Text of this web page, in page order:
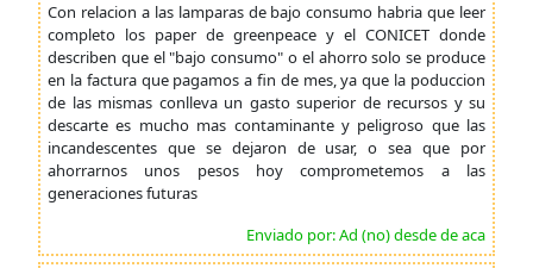
Con relacion a las lamparas de bajo consumo habria que leer
completo los paper de greenpeace y el CONICET donde
describen que el "bajo consumo" o el ahorro solo se produce
en la factura que pagamos a fin de mes, ya que la poduccion
de las mismas conlleva un gasto superior de recursos y su
descarte es mucho mas contaminante y peligroso que las
incandescentes que se dejaron de usar, o sea que por
ahorrarnos unos pesos hoy comprometemos a las
generaciones futuras
Enviado por: Ad (no) desde de aca